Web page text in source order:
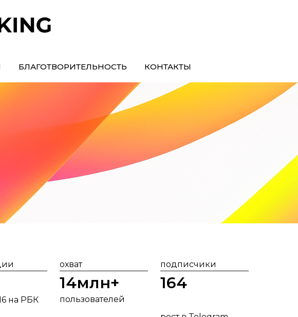
БЛАГОТВОРИТЕЛЬНОСТЬ КОНТАКТЫ
подписчики
164
охват
14млн+
пользователей
на РБК